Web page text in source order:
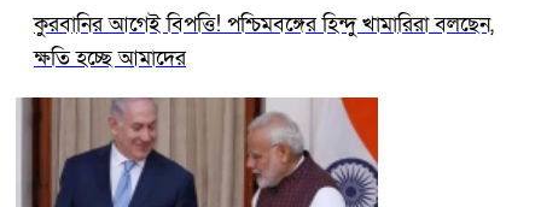
কুরবানির আগেই বিপত্তি! পশ্চিমবঙ্গের হিন্দু খামারিরা বলছেন,
ক্ষতি হচ্ছে আমাদের